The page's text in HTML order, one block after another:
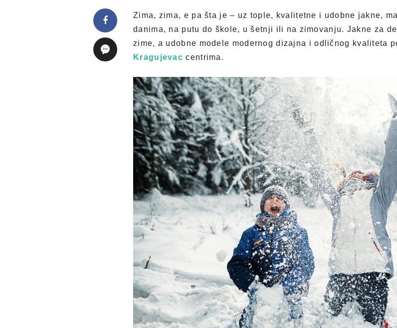
Zima, zima, e pa šta je – uz tople, kvalitetne i udobne jakne,
danima, na putu do škole, u šetnji ili na zimovanju. Jakne za
zime, a udobne modele modernog dizajna i odličnog kvaliteta
Kragujevac centrima.